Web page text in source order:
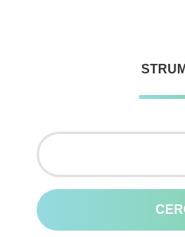
Ricerca